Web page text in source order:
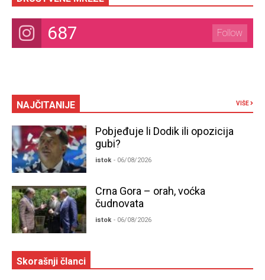
687 Follow
NAJČITANIJE VIŠE
Pobjeđuje li Dodik ili opozicija
gubi?
istok - 06/08/2026
Crna Gora – orah, voćka
čudnovata
istok - 06/08/2026
Skorašnji članci